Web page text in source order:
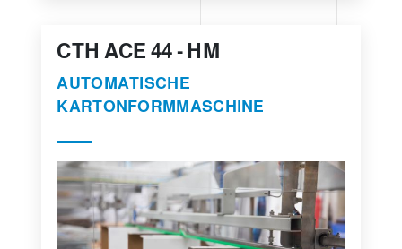
CTH ACE 44 - HM
AUTOMATISCHE
KARTONFORMMASCHINE​